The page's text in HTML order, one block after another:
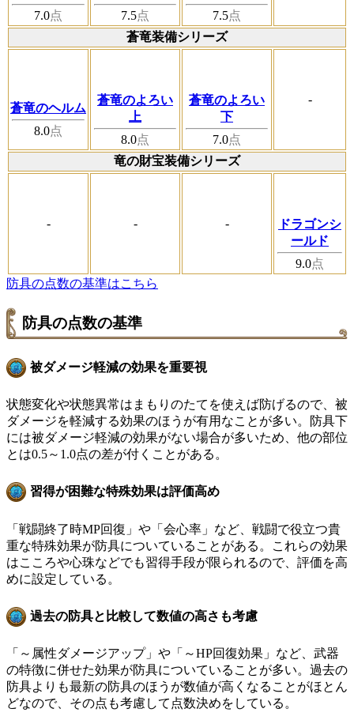
7.0点
7.5点
7.5点
蒼竜装備シリーズ
蒼竜のヘルム
8.0点
蒼竜のよろい
上
8.0点
蒼竜のよろい
下
7.0点
-
竜の財宝装備シリーズ
- - -
ドラゴンシ
ールド
9.0点
防具の点数の基準はこちら
防具の点数の基準
被ダメージ軽減の効果を重要視
状態変化や状態異常はまもりのたてを使えば防げるので、被
ダメージを軽減する効果のほうが有用なことが多い。防具下
には被ダメージ軽減の効果がない場合が多いため、他の部位
とは0.5～1.0点の差が付くことがある。
習得が困難な特殊効果は評価高め
「戦闘終了時MP回復」や「会心率」など、戦闘で役立つ貴
重な特殊効果が防具についていることがある。これらの効果
はこころや心珠などでも習得手段が限られるので、評価を高
めに設定している。
過去の防具と比較して数値の高さも考慮
「～属性ダメージアップ」や「～HP回復効果」など、武器
の特徴に併せた効果が防具についていることが多い。過去の
防具よりも最新の防具のほうが数値が高くなることがほとん
どなので、その点も考慮して点数決めをしている。